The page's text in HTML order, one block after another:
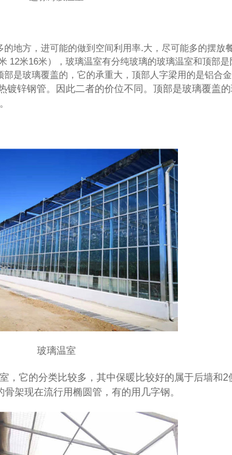
地方，进可能的做到空间利用率.大，尽可能多的摆放餐
12米16米），玻璃温室有分纯玻璃的玻璃温室和顶部
是玻璃覆盖的，它的承重大，顶部人字梁用的是铝合
镀锌钢管。因此二者的价位不同。顶部是玻璃覆盖
玻璃温室
，它的分类比较多，其中保暖比较好的属于后墙和2
架现在流行用椭圆管，有的用几字钢。